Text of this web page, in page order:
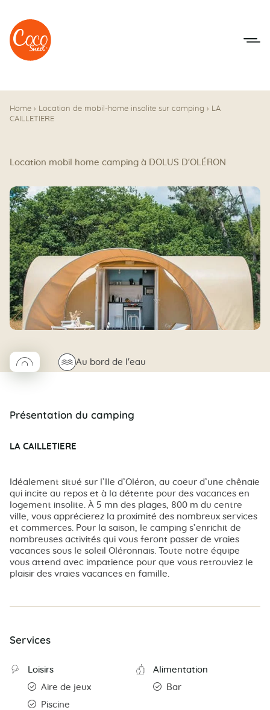
Aller au menu
Aller au contenu
Home › Location de mobil-home insolite sur camping › LA
CAILLETIERE
Location mobil home camping à DOLUS D'OLÉRON
◯Coco rond🌊Au bord de l'eau
Présentation du camping
LA CAILLETIERE
Idéalement situé sur l’Ile d’Oléron, au coeur d’une chênaie
qui incite au repos et à la détente pour des vacances en
logement insolite. À 5 mn des plages, 800 m du centre
ville, vous apprécierez la proximité des nombreux services
et commerces. Pour la saison, le camping s’enrichit de
nombreuses activités qui vous feront passer de vraies
vacances sous le soleil Oléronnais. Toute notre équipe
vous attend avec impatience pour que vous retrouviez le
plaisir des vraies vacances en famille.
Services
Loisirs
Aire de jeux
Piscine
Alimentation
Bar